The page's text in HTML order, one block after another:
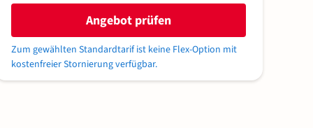
Angebot prüfen
Zum gewählten Standardtarif ist keine Flex-Option mit
kostenfreier Stornierung verfügbar.